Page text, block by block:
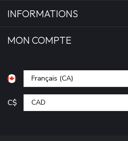
INFORMATIONS
MON COMPTE
C$